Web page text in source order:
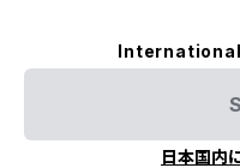
日本国内